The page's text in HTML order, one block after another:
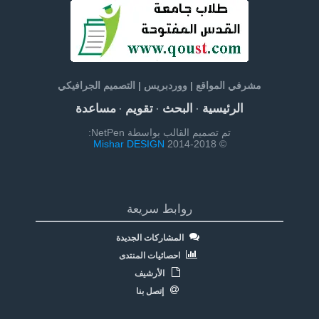
مشرفي المواقع | ووردبريس | التصميم الجرافيكي
الرئيسية· البحث· تقويم· مساعدة
تم تصميم القالب بواسطة NetPen:
© 2014-2018
Mishar DESIGN
روابط سريعة
المشاركات الجديدة
احصائيات المنتدى
الأرشيف
إتصل بنا